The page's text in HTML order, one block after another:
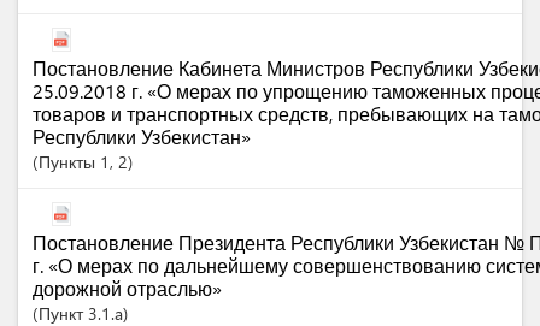
Постановление Кабинета Министров Республики
25.09.2018 г. «О мерах по упрощению таможенных
товаров и транспортных средств, пребывающих на
Республики Узбекистан»
Пункты 1 , 2
Постановление Президента Республики Узбекистан №
г. «О мерах по дальнейшему совершенствованию
дорожной отраслью»
Пункт3.1.a